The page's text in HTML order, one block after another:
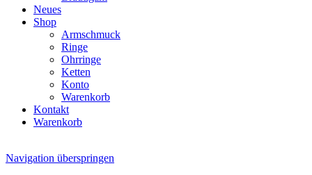
Neues
Shop
Armschmuck
Ringe
Ohrringe
Ketten
Konto
Warenkorb
Kontakt
Warenkorb
Navigation überspringen